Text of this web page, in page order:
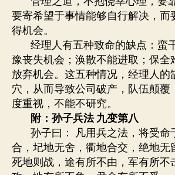
要寄希望于事情能够自行解决，而
得机会。
经理人有五种致命的缺点：蛮
豫丧失机会；涣散不能进取；保全
放弃机会。这五种情况，经理人的
穴，从而导致公司破产，队伍颠覆
度重视，不能不研究。
附：孙子兵法九变第八
孙子曰： 凡用兵之法，将受命
合，圮地无舍，衢地合交，绝地无
死地则战，途有所不由，军有所不